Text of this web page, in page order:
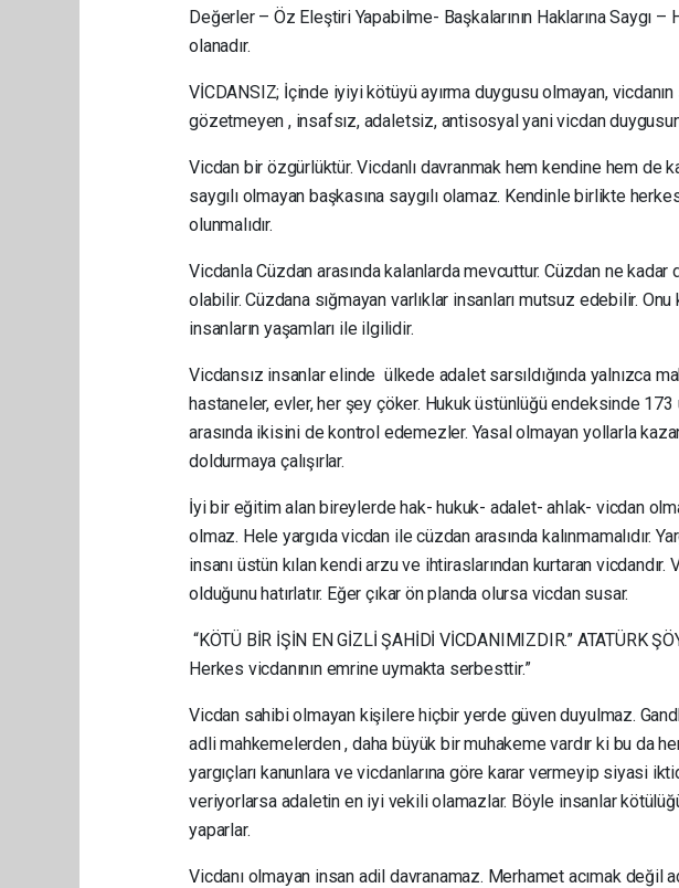
Değerler – Öz Eleştiri Yapabilme- Başkalarının Haklarına Saygı
olanadır.
VİCDANSIZ; İçinde iyiyi kötüyü ayırma duygusu olmayan, vicdanın
gözetmeyen , insafsız, adaletsiz, antisosyal yani vicdan
Vicdan bir özgürlüktür. Vicdanlı davranmak hem kendine hem de
saygılı olmayan başkasına saygılı olamaz. Kendinle birlikte
olunmalıdır.
Vicdanla Cüzdan arasında kalanlarda mevcuttur. Cüzdan ne
olabilir. Cüzdana sığmayan varlıklar insanları mutsuz edebilir.
insanların yaşamları ile ilgilidir.
Vicdansız insanlar elinde ülkede adalet sarsıldığında yalnızca
hastaneler, evler, her şey çöker. Hukuk üstünlüğü endeksinde
arasında ikisini de kontrol edemezler. Yasal olmayan yollarla
doldurmaya çalışırlar.
İyi bir eğitim alan bireylerde hak- hukuk- adalet- ahlak- vicdan
olmaz. Hele yargıda vicdan ile cüzdan arasında kalınmamalıdır.
insanı üstün kılan kendi arzu ve ihtiraslarından kurtaran
olduğunu hatırlatır. Eğer çıkar ön planda olursa vicdan susar.
“KÖTÜ BİR İŞİN EN GİZLİ ŞAHİDİ VİCDANIMIZDIR.” ATATÜRK
Herkes vicdanının emrine uymakta serbesttir.”
Vicdan sahibi olmayan kişilere hiçbir yerde güven duyulmaz.
adli mahkemelerden , daha büyük bir muhakeme vardır ki bu da
yargıçları kanunlara ve vicdanlarına göre karar vermeyip siyasi
veriyorlarsa adaletin en iyi vekili olamazlar. Böyle insanlar
yaparlar.
Vicdanı olmayan insan adil davranamaz. Merhamet acımak değil